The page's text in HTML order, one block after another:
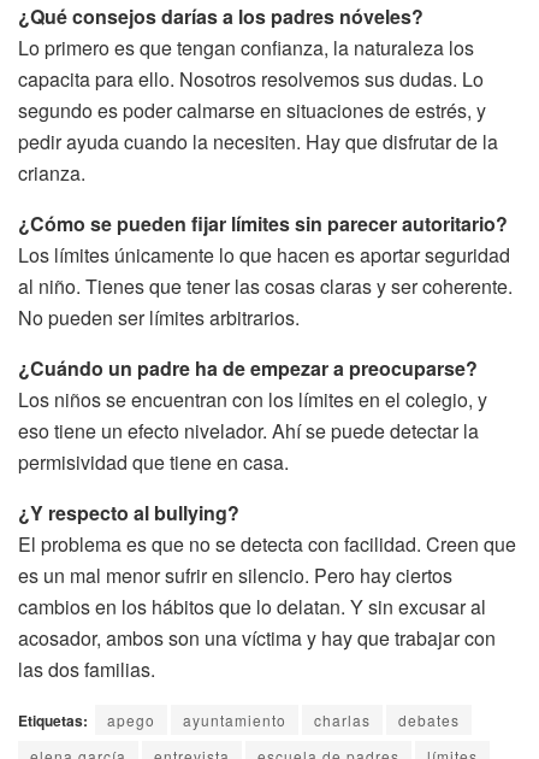
¿Qué consejos darías a los padres nóveles?
Lo primero es que tengan confianza, la naturaleza los
capacita para ello. Nosotros resolvemos sus dudas. Lo
segundo es poder calmarse en situaciones de estrés, y
pedir ayuda cuando la necesiten. Hay que disfrutar de la
crianza.
¿Cómo se pueden fijar límites sin parecer autoritario?
Los límites únicamente lo que hacen es aportar seguridad
al niño. Tienes que tener las cosas claras y ser coherente.
No pueden ser límites arbitrarios.
¿Cuándo un padre ha de empezar a preocuparse?
Los niños se encuentran con los límites en el colegio, y
eso tiene un efecto nivelador. Ahí se puede detectar la
permisividad que tiene en casa.
¿Y respecto al bullying?
El problema es que no se detecta con facilidad. Creen que
es un mal menor sufrir en silencio. Pero hay ciertos
cambios en los hábitos que lo delatan. Y sin excusar al
acosador, ambos son una víctima y hay que trabajar con
las dos familias.
Etiquetas: apego ayuntamiento charlas
debates